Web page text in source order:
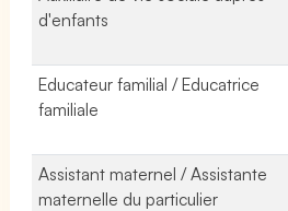
d'enfants
Educateur familial / Educatrice
familiale
Assistant maternel / Assistante
maternelle du particulier